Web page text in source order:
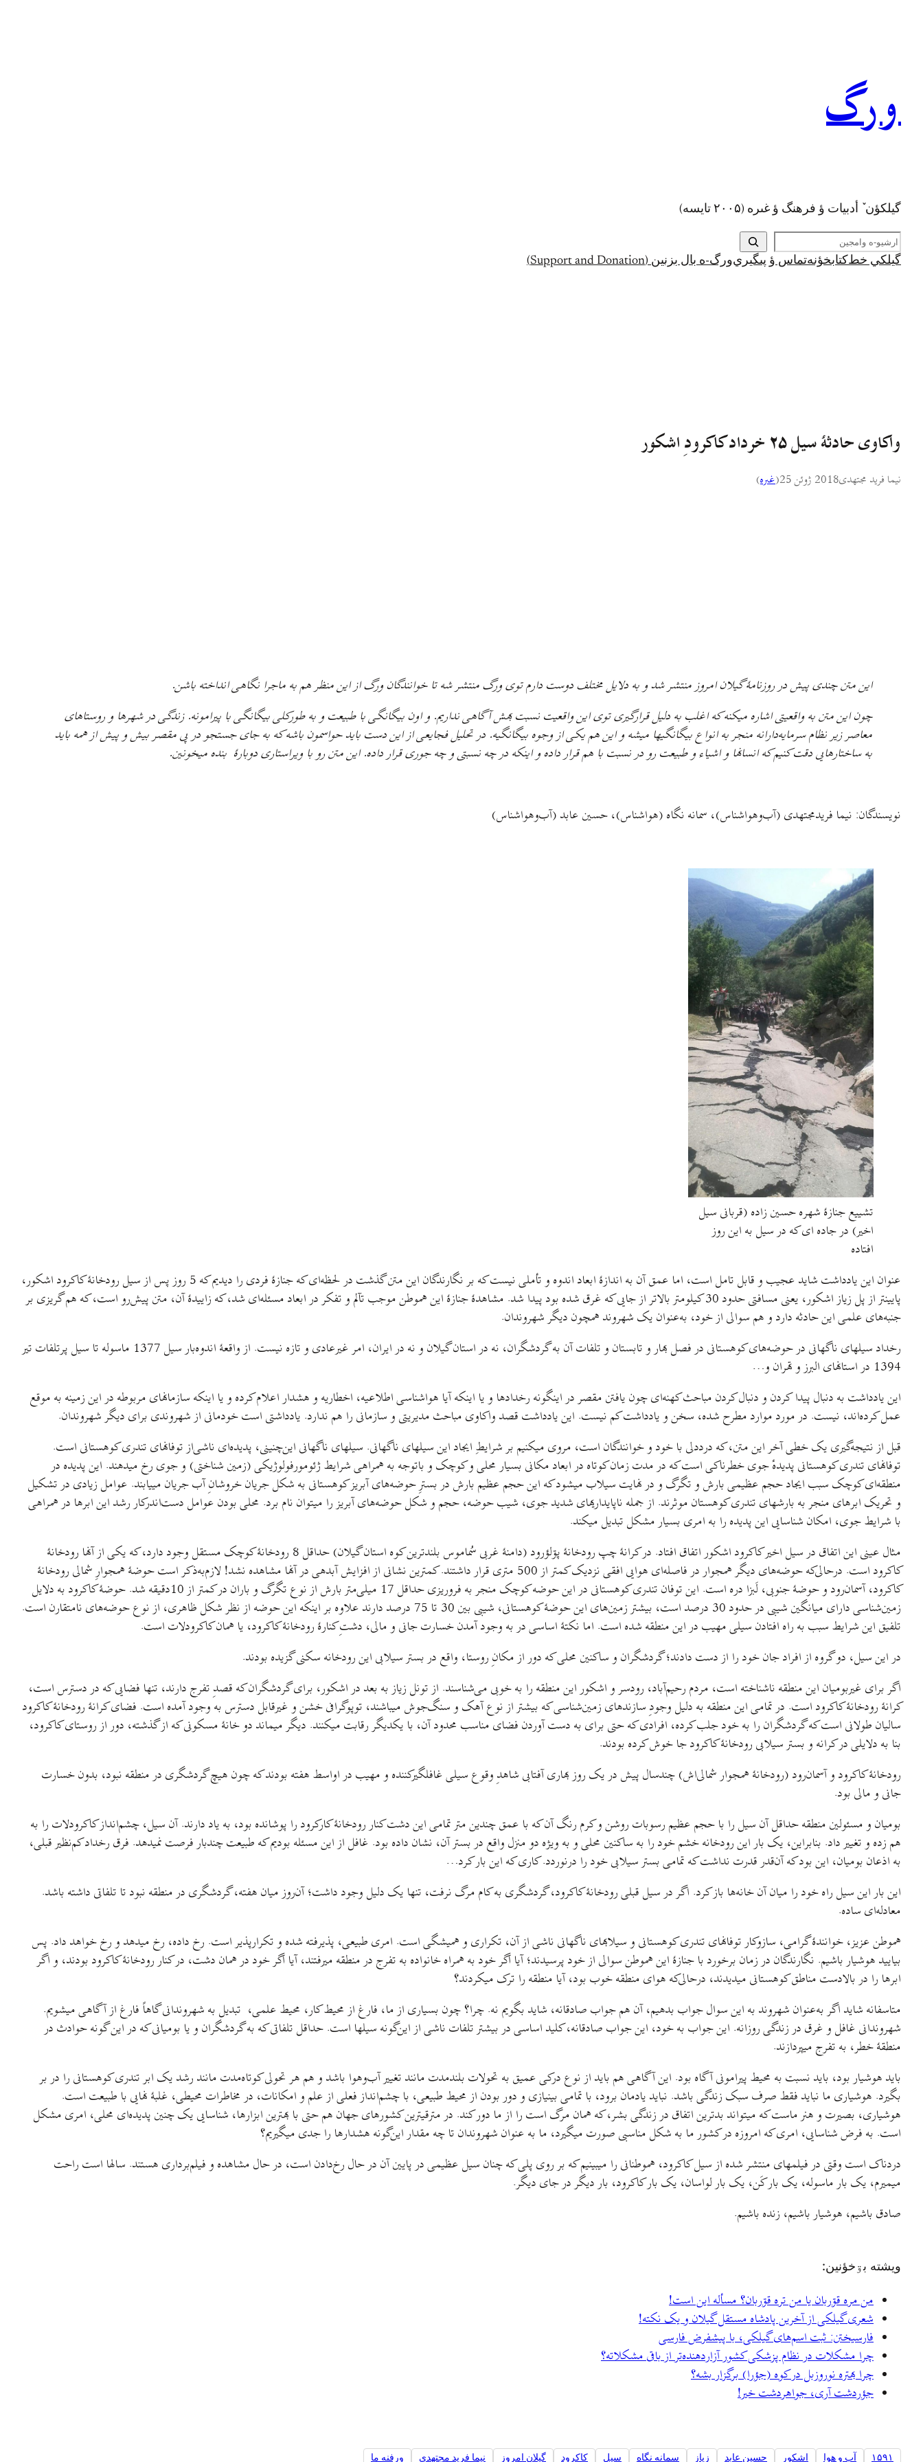
ورگ
گيلکؤن ٚ أدبیات ؤ فرهنگ ؤ غىره (۲۰۰۵ تايسه)
ج
س
تگيلکي خط کتابخؤنهتماس ؤ پىگيريورگ-ه بال بزنين (Support and Donation)
واکاوی حادثهٔ سیل ۲۵ خرداد کاکرودِ اشکور
نیما فرید مجتهدی2018 ژوئن 25 (غىره)
این متن چندی پیش در روزنامهٔ گیلان امروز منتشر شد و به دلایل مختلف دوست دارم توی ورگ منتشر شه تا خوانندگان ورگ از این منظر هم به ماجرا نگاهی انداخته باشن.
چون این متن به واقعیتی اشاره میکنه که اغلب به دلیل قرارگیری توی این واقعیت نسبت بهش آگاهی نداریم. و اون بیگانگی با طبیعت و به طورکلی بیگانگی با پیرامونه. زندگی در شهرها و روستاهای
معاصر زیر نظام سرمایه‌دارانه منجر به انواع بیگانگیها میشه و این هم یکی از وجوه بیگانگیه. در تحلیل فجایعی از این دست باید حواسمون باشه که به جای جستجو در پی مقصر بیش و پیش از همه باید
به ساختارهایی دقت کنیم که انسانها و اشیاء و طبیعت رو در نسبت با هم قرار داده و اینکه در چه نسبتی و چه جوری قرار داده. این متن رو با ویراستاری دوبارهٔ بنده میخونین.
نویسندگان: نیما فریدمجتهدی (آب‌وهواشناس)، سمانه نگاه (هواشناس)، حسین عابد (آب‌وهواشناس)
تشییع جنازهٔ شهره حسین زاده (قربانی سیل
اخیر) در جاده ای که در سیل به این روز
افتاده
عنوان این یادداشت شاید عجیب و قابل تامل است، اما عمق آن به اندازۀ ابعاد اندوه و تأملی نیست که بر نگارندگان این متن گذشت در لحظه‌ای که جنازۀ فردی را دیدیم که 5 روز پس از سیل رودخانۀ کاکرود اشکور،
پایینتر از پل زیاز اشکور، یعنی مسافتی حدود 30 کیلومتر بالاتر از جایی که غرق شده بود پیدا شد. مشاهدهٔ جنازهٔ این هموطن موجب تآلم و تفکر در ابعاد مسئله‌ای شد، که زاییدهٔ آن، متن پیش‌رو است، که هم گریزی بر
جنبه‌های علمی این حادثه دارد و هم سوالی از خود، به‌عنوان یک شهروند همچون دیگر شهروندان.
رخداد سیلهای ناگهانی در حوضه‌های کوهستانی در فصل بهار و تابستان و تلفات آن به گردشگران، نه در استان گیلان و نه در ایران، امر غیرعادی و تازه‌ نیست. از واقعۀ اندوه‌بار سیل 1377 ماسوله تا سیل پرتلفات تیر
1394 در استانهای البرز و تهران و…
این یادداشت به دنبال پیدا کردن و دنبال کردن مباحث کهنه‌ای چون یافتن مقصر در اینگونه رخدادها و یا اینکه آیا هواشناسی اطلاعیه، اخطاریه و هشدار اعلام کرده و یا اینکه سازمانهای مربوطه در این زمینه به موقع
عمل کرده‌اند، نيست. در مورد موارد مطرح شده، سخن و یادداشت کم نیست. این یادداشت قصد واکاوی مباحث مدیریتی و سازمانی را هم ندارد. یادداشتی است خودمانی از شهروندی برای دیگر شهروندان.
قبل از نتیجه‌گیری یک خطی آخر این متن، که درددلی با خود و خوانندگان است، مروی میکنیم بر شرایطِ ایجاد این سیلهای ناگهانی. سیلهای ناگهانی این‌چنینی، پدیده‌ای ناشی‌از توفانهای تندری کوهستانی است.
توفانهای تندری کوهستانی پدیده‌ٔ جوی خطرناکی است که در مدت زمان کوتاه در ابعاد مکانی بسیار محلی و کوچک و با‌توجه‌ به همراهی شرایط ژئومورفولوژیکی (زمین شناختی) و جوی رخ میدهند. این پدیده در
منطقه‌ای کوچک سبب ایجاد حجم عظیمی بارش و تگرگ و در نهایت سیلاب میشود که این حجم عظیم بارش در بسترِ حوضه‌های آبریز کوهستانی به شکل جریان خروشانِ آب جریان مییابند. عوامل زیادی در تشکیل
و تحریک ابرهای منجر به بارشهای تندری کوهستان موثرند. از جمله ناپایداریهای شدید جوی، شیب حوضه، حجم و شکل حوضه‌های آبریز را میتوان نام برد. محلی بودن عوامل دست‌اندرکار رشد این ابرها در همراهی
با شرایط جوی، امکان شناسایی این پدیده را به امری بسیار مشکل تبدیل میکند.
مثال عینی این اتفاق در سیل اخیر کاکرود اشکور اتفاق افتاد. در کرانۀ چپ رودخانهٔ پۊلؤرود (دامنۀ غربی سُماموس بلندترین کوه استان گیلان) حداقل 8 رودخانهٔ کوچک مستقل وجود دارد، که یکی‌ از آنها رودخانۀ
کاکرود است. درحالی‌که حوضه‌های دیگر همجوار در فاصله‌ای هوایی افقی نزدیک کمتر از 500 متری قرار داشتند. کمترین نشانی از افزایش آبدهی در آنها مشاهده نشد! لازم‌به‌ذکر است حوضۀ همجوارِ شمالی رودخانهٔ
کاکرود، آسمان‌رود و حوضهٔ جنوبی، لَبزا دره است. این توفان تندری کوهستانی در این حوضه کوچک منجر به فروریزی حداقل 17 میلی‌متر بارش از نوع تگرگ و باران در کمتر از 10دقیقه شد. حوضهٔ کاکرود به دلایل
زمین‌شناسی دارای میانگین شیبی در حدود 30 درصد است، بیشتر زمین‌های این حوضهٔ کوهستانی، شیبی بین 30 تا 75 درصد دارند علاوه ‌بر اینکه این حوضه از نظر شکل ظاهری، از نوع حوضه‌های نامتقارن است.
تلفیق این شرایط سبب به راه افتادن سیلی مهیب در این منطقه شده ‌است. اما نکتهٔ اساسی در به ‌وجود آمدن خسارت جانی و مالی، دشتِ کنارهٔ رودخانهٔ کاکرود، یا همان کاکرود‌لات است.
در این سیل، دو گروه از افراد جان خود را از دست دادند؛ گردشگران و ساکنین محلی که دور از مکانِ روستا، واقع در بستر سیلابی این رودخانه سکنی گزیده بودند.
اگر برای غیربومیان این منطقه ناشناخته است، مردم رحیم‌آباد، رودسر و اشکور این منطقه را به خوبی می‌شناسند. از تونل زیاز به بعد در اشکور، برای گردشگران که قصدِ تفرج دارند، تنها فضایی که در دسترس است،
کرانۀ رودخانهٔ کاکرود است. در تمامی این منطقه به دلیل وجودِ سازندهای زمین‌شناسی که بیشتر از نوع آهک و سنگ‌جوش میباشند، توپوگرافی خشن و غیرقابل دسترس به وجود آمده است. فضای کرانۀ رودخانهٔ کاکرود
سالیان طولانی است که گردشگران را به خود جلب کرده، افرادی که حتی برای به دست آوردن فضای مناسب محدود آن، با یکدیگر رقابت میکنند. دیگر میماند دو خانهٔ مسکونی که از گذشته، دور از روستای کاکرود،
بنا به دلایلی در کرانه و بستر سیلابی رودخانهٔ کاکرود جا خوش کرده بودند.
رودخانهٔ کاکرود و آسمان‌رود (رودخانهٔ همجوار شمالی‌اش) چندسال پیش در یک روز بهاری آفتابی شاهدِ وقوع سیلی غافلگیرکننده و مهیب در اواسط هفته بودند که چون هیچ گردشگری در منطقه نبود، بدون خسارت
جانی و مالی بود.
بومیان و مسئولین منطقه حداقل آن سیل را با حجم عظیم رسوبات روشن و کرم رنگ آن که با عمق چندین متر‌ تمامی این دشت کنار رودخانۀ کارکرود را پوشانده‌ بود، به یاد دارند. آن سیل‌، چشم‌انداز کاکرودلات را به
هم زده و تغییر داد. بنابراین، یک بار این رودخانه خشم خود را به ساکنین محلی و به ویژه دو منزل واقع در بستر آن، نشان داده بود. غافل از این مسئله بودیم که طبیعت چندبار فرصت نمیدهد. فرق رخداد کم‌نظیر قبلی،
به اذعان بومیان، این بود که آن‌قدر قدرت نداشت که تمامی بستر سیلابی خود را درنوردد. کاری که این بار کرد…
این بار این سیل را‌ه خود را میان آن خانه‌ها باز کرد. اگر در سیل قبلی رودخانهٔ کاکرود، گردشگری به کام مرگ نرفت، تنها یک دلیل وجود داشت؛ آن‌روز میان هفته، گردشگری در منطقه نبود تا تلفاتی داشته باشد.
معادله‌ای ساده.
هموطن عزیز، خوانندهٔ گرامی، سازوکار توفانهای تندری کوهستانی و سیلابهای ناگهانی ناشی از آن، تکراری و همیشگی است. امری طبیعی، پذیرفته شده و تکرارپذیر است. رخ‌ داده، رخ‌ میدهد و رخ خواهد داد. پس
بیایید هوشیار باشیم. نگارندگان در زمان برخورد با جنازهٔ این هموطن سوالی از خود پرسیدند؛ آیا اگر خود به همراه خانواده به تفرج در منطقه میرفتند، آیا اگر خود در همان دشت، در کنار رودخانهٔ کاکرود بودند، و اگر
ابرها را در بالادست مناطق کوهستانی میدیدند، در‌حالی‌که هوای منطقه خوب بود، آیا منطقه را ترک میکردند؟
متاسفانه شاید اگر به‌عنوان شهروند به این سوال جواب بدهیم، آن هم جواب صادقانه، شاید بگویم نه. چرا؟ چون بسیاری از ما، فارغ از محیط کار، محیط علمی، تبدیل به شهروندانی گاهاً فارغ از آگاهی میشویم.
شهروندانی غافل و غرق در زندگی روزانه. این جواب به خود، این جواب صادقانه، کلید اساسی در بیشتر تلفات ناشی از این‌گونه سیلها است. حداقل تلفاتی که به گردشگران و یا بومیانی که در این گونه حوادث در
منطقهٔ خطر، به تفرج میپردازند.
باید هوشیار بود، باید نسبت به محیط پیرامونی آگاه بود. این آگاهی هم باید از نوع درکی عمیق به تحولات بلندمدت مانند تغییر آب‌وهوا باشد و هم هر تحولی کوتاه‌مدت مانند رشد یک ابر تندری کوهستانی را در بر
بگیرد. هوشیاری ما نباید فقط صرف سبک زندگی باشد. نباید یادمان برود، با تمامی بینیازی و دور بودن از محیط طبیعی، با چشم‌انداز فعلی از علم و امکانات، در مخاطرات محیطی، غلبهٔ نهایی با طبیعت است.
هوشیاری، بصیرت و هنر ماست که میتواند بدترین اتفاق در زندگی بشر، که همان مرگ است را از ما دور کند. در مترقیترین کشورهای جهان هم حتی با بهترین ابزارها، شناسایی یک چنین پدیده‌ای محلی، امری مشکل
است. به فرض شناسایی، امری‌ که امروزه در کشور ما به شکل مناسبی صورت میگیرد، ما به عنوان شهروندان تا چه مقدار این‌گونه هشدارها را جدی میگیریم؟
دردناک است وقتی در فیلمهای منتشر شده از سیل کاکرود، هموطنانی را میبینیم که بر روی پلی که چنان سیل عظیمی در پایین آن در حال رخ‌دادن است، در حال مشاهده و فیلم‌برداری هستند. سالها است راحت
میمیرم، یک بار ماسوله، یک بار کَن، یک بار لواسان، یک بار کاکرود، بار دیگر در جای دیگر.
صادق باشیم، هوشیار باشیم، زنده باشیم.
ويشته بۊخؤنين:
من مره قۊربان یا من تره قۊربان؟ مسأله این است!
شعری گیلکی از آخرین پادشاه مستقل گیلان و یک نکته!
فارسیختن: ثبت اسم‌های گیلکی، با پیشفرض فارسی
چرا مشکلات در نظام پزشکی کشور آزاردهنده‌تر از باقی مشکلاته؟
چرا بهتره نوروزبل در کوه (جؤرا) برگزار بشه؟
جؤردشت آری، جواهردشت خیر!
۱۵۹۱ آب و هوا اشکور حسین عابد زیاز سمانه نگاه سیل کاکرود گیلان امروز نیما فرید مجتهدی ورفنه ما